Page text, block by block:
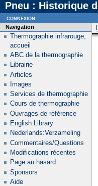
Pneu : Historique
Navigation
Thermographie infrarouge,
accueil
ABC de la thermographie
Librairie
Articles
Images
Services de thermographie
Cours de thermographie
Ouvrages de référence
English:Library
Nederlands:Verzameling
Commentaires/Questions
Modifications récentes
Page au hasard
Sponsors
Aide
connexion